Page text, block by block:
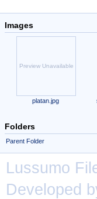
Images
Preview Unavailable
platan.jpg
Folders
Parent Folder
Lussumo
Developed